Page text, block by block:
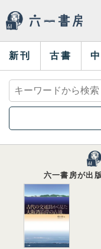
新刊 古書
六一書房が出